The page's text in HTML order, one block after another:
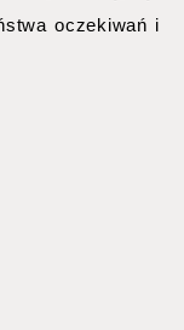
oczekiwań i